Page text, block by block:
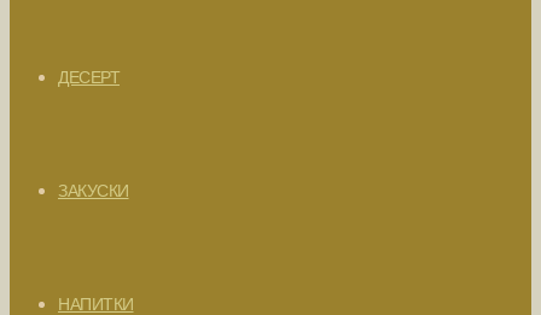
ДЕСЕРТ
ЗАКУСКИ
НАПИТКИ